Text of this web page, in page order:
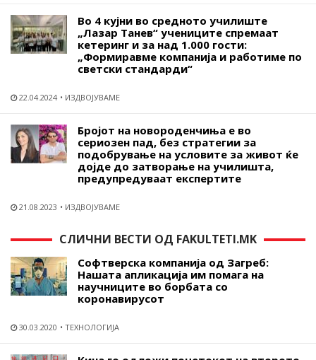
Во 4 кујни во средното училиште
„Лазар Танев“ учениците спремаат
кетеринг и за над 1.000 гости:
„Формиравме компанија и работиме по
светски стандарди“
22.04.2024 ИЗДВОЈУВАМЕ
Бројот на новороденчиња е во
сериозен пад, без стратегии за
подобрување на условите за живот ќе
дојде до затворање на училишта,
предупредуваат експертите
21.08.2023 ИЗДВОЈУВАМЕ
СЛИЧНИ ВЕСТИ ОД FAKULTETI.MK
Софтверска компанија од Загреб:
Нашата апликација им помага на
научниците во борбата со
коронавирусот
30.03.2020 ТЕХНОЛОГИЈА